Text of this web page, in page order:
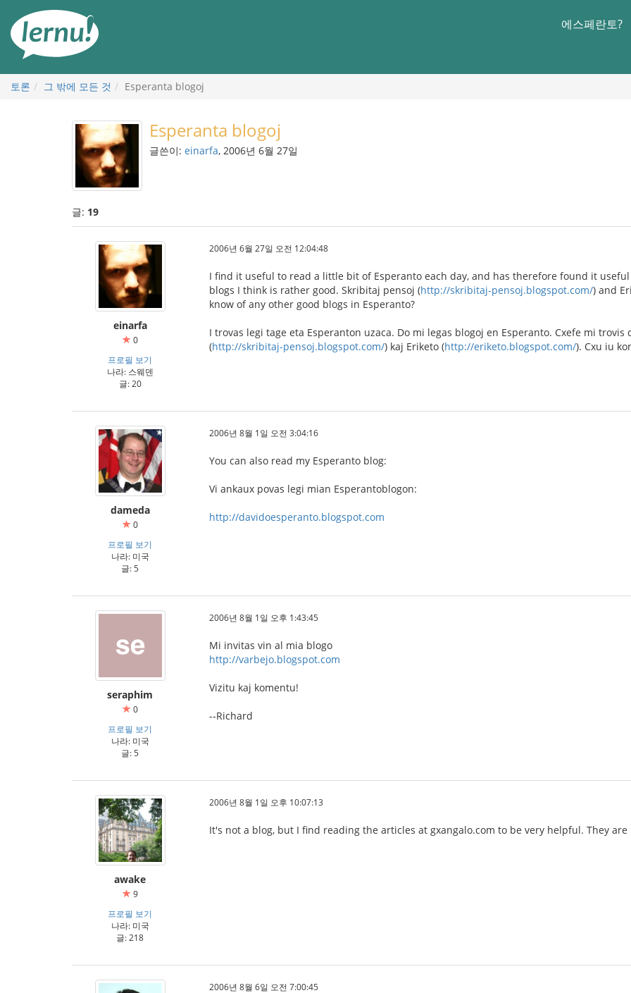
에스페란토?
토론 그 밖에 모든 것 Esperanta blogoj
Esperanta blogoj
글쓴이: einarfa, 2006년 6월 27일
글: 19
einarfa
0
프로필 보기
나라: 스웨덴
글: 20
2006년 6월 27일 오전 12:04:48
I find it useful to read a little bit of Esperanto each day, and has therefore found it
blogs I think is rather good. Skribitaj pensoj (http://skribitaj-pensoj.blogspot.com/) and
know of any other good blogs in Esperanto?
I trovas legi tage eta Esperanton uzaca. Do mi legas blogoj en Esperanto. Cxefe mi
(http://skribitaj-pensoj.blogspot.com/) kaj Eriketo (http://eriketo.blogspot.com/). Cxu iu
dameda
0
프로필 보기
나라: 미국
글: 5
2006년 8월 1일 오전 3:04:16
You can also read my Esperanto blog:
Vi ankaux povas legi mian Esperantoblogon:
http://davidoesperanto.blogspot.com
seraphim
0
프로필 보기
나라: 미국
글: 5
2006년 8월 1일 오후 1:43:45
Mi invitas vin al mia blogo
http://varbejo.blogspot.com
Vizitu kaj komentu!
--Richard
awake
9
프로필 보기
나라: 미국
글: 218
2006년 8월 1일 오후 10:07:13
It's not a blog, but I find reading the articles at gxangalo.com to be very helpful. They
2006년 8월 6일 오전 7:00:45